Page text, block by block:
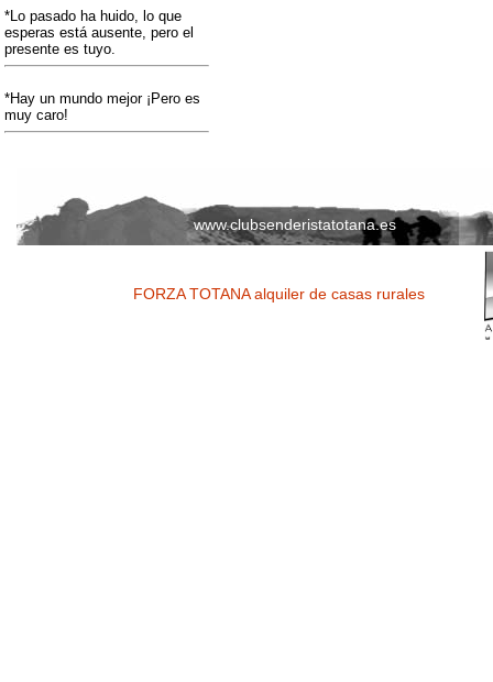
*Lo pasado ha huido, lo que
esperas está ausente, pero el
presente es tuyo.
*Hay un mundo mejor ¡Pero es
muy caro!
www.clubsenderistatotana.es
FORZA TOTANA alquiler de casas rurales